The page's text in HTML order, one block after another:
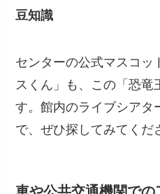
豆知識
センターの公式マスコッ
スくん」も、この「恐竜
す。館内のライブシアタ
で、ぜひ探してみてくだ